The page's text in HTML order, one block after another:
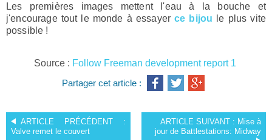
Les premières images mettent l'eau à la bouche et
j'encourage tout le monde à essayerce bijou le plus vite
possible !
Source : Follow Freeman development report 1
Partager cet article :
ARTICLE PRÉCÉDENT :
Valve remet le couvert
ARTICLE SUIVANT : Mise à
jour de Battlestations: Midway